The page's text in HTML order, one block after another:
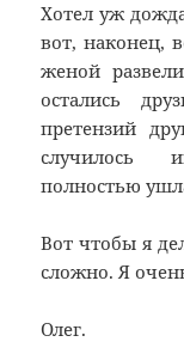
Хотел уж
вот, наконец,
женой
остались
претензий
случилось
полностью
Вот чтобы я
сложно. Я
Олег.